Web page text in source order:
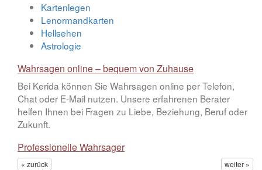
Kartenlegen
Lenormandkarten
Hellsehen
Astrologie
Wahrsagen online – bequem von Zuhause
Bei Kerida können Sie Wahrsagen online per Telefon,
Chat oder E-Mail nutzen. Unsere erfahrenen Berater
helfen Ihnen bei Fragen zu Liebe, Beziehung, Beruf oder
Zukunft.
Professionelle Wahrsager
« zurück weiter »